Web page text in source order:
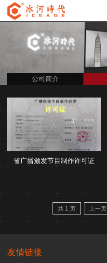
公司简介
省广播颁发节目制作许可证
共 1 页 上一页
友情链接